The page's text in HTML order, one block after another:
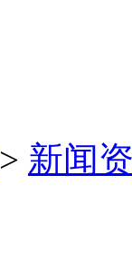
> 新闻